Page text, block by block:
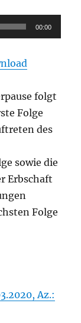
00:00
folgt
Folge
des
sowie die
Erbschaft
Folge
Az.: